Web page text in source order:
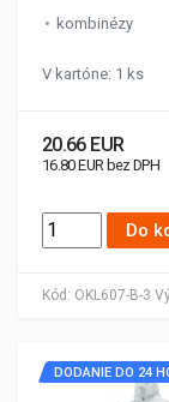
Kód: OKL607-B-3
kombinézy
V kartóne: 1 ks
20.66 EUR
16.80 EUR bez DPH
Do
DODANIE DO 24